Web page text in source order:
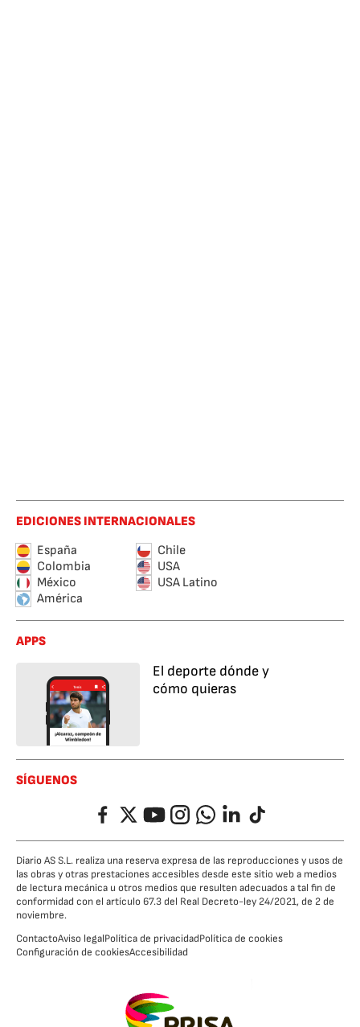
EDICIONES INTERNACIONALES
España
Chile
Colombia
USA
México
USA Latino
América
APPS
El deporte dónde y
cómo quieras
SÍGUENOS
FacebookTwitterYouTubeInstagramWhatsappLinkedIn
TikTok
Diario AS S.L. realiza una reserva expresa de las reproducciones y usos de
las obras y otras prestaciones accesibles desde este sitio web a medios
de lectura mecánica u otros medios que resulten adecuados a tal fin de
conformidad con el artículo 67.3 del Real Decreto-ley 24/2021, de 2 de
noviembre.
ContactoAviso legalPolítica de privacidadPolítica de cookies
Configuración de cookiesAccesibilidad